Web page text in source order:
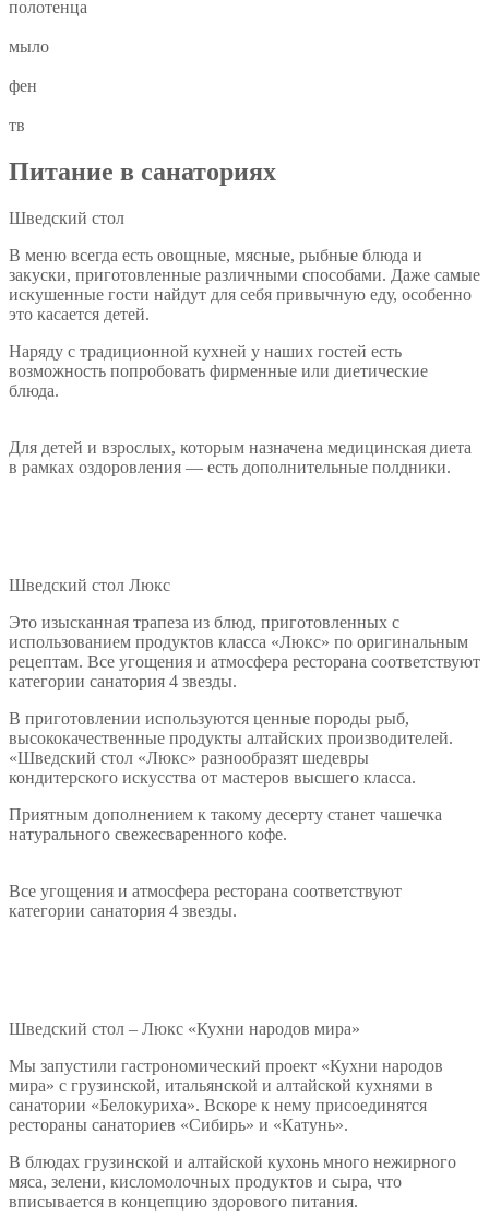
полотенца
мыло
фен
тв
Питание в санаториях
Шведский стол
В меню всегда есть овощные, мясные, рыбные блюда и
закуски, приготовленные различными способами. Даже самые
искушенные гости найдут для себя привычную еду, особенно
это касается детей.
Наряду с традиционной кухней у наших гостей есть
возможность попробовать фирменные или диетические
блюда.
Для детей и взрослых, которым назначена медицинская диета
в рамках оздоровления — есть дополнительные полдники.
Шведский стол Люкс
Это изысканная трапеза из блюд, приготовленных с
использованием продуктов класса «Люкс» по оригинальным
рецептам. Все угощения и атмосфера ресторана соответствуют
категории санатория 4 звезды.
В приготовлении используются ценные породы рыб,
высококачественные продукты алтайских производителей.
«Шведский стол «Люкс» разнообразят шедевры
кондитерского искусства от мастеров высшего класса.
Приятным дополнением к такому десерту станет чашечка
натурального свежесваренного кофе.
Все угощения и атмосфера ресторана соответствуют
категории санатория 4 звезды.
Шведский стол – Люкс «Кухни народов мира»
Мы запустили гастрономический проект «Кухни народов
мира» с грузинской, итальянской и алтайской кухнями в
санатории «Белокуриха». Вскоре к нему присоединятся
рестораны санаториев «Сибирь» и «Катунь».
В блюдах грузинской и алтайской кухонь много нежирного
мяса, зелени, кисломолочных продуктов и сыра, что
вписывается в концепцию здорового питания.